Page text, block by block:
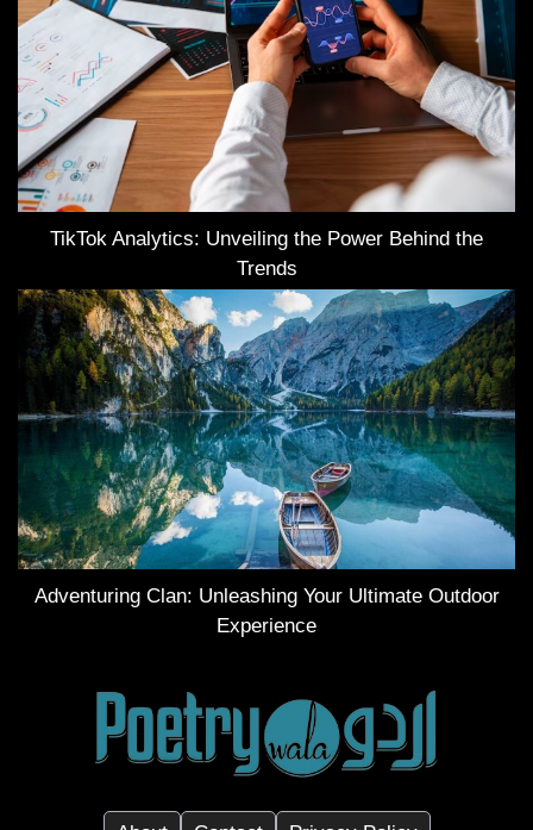
TikTok Analytics: Unveiling the Power Behind the
Trends
Adventuring Clan: Unleashing Your Ultimate Outdoor
Experience